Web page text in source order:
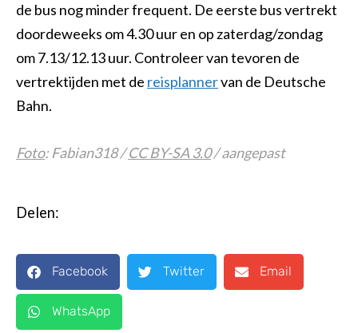
de bus nog minder frequent. De eerste bus vertrekt
doordeweeks om 4.30 uur en op zaterdag/zondag
om 7.13/12.13 uur. Controleer van tevoren de
vertrektijden met de reisplannervan de Deutsche
Bahn.
Foto: Fabian318 /CC BY-SA 3.0/ aangepast
Delen:
Facebook Twitter Email
WhatsApp